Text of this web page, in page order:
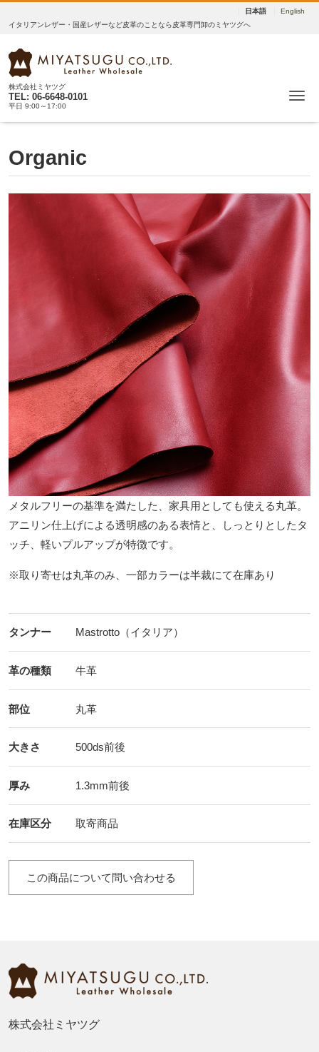
日本語
English
イタリアンレザー・国産レザーなど皮革のことなら皮革専門卸のミヤツグへ
株式会社ミヤツグ
TEL: 06-6648-0101
平日 9:00～17:00
Organic
メタルフリーの基準を満たした、家具用としても使える丸革。
アニリン仕上げによる透明感のある表情と、しっとりとしたタ
ッチ、軽いプルアップが特徴です。
※取り寄せは丸革のみ、一部カラーは半裁にて在庫あり
タンナー Mastrotto（イタリア）
革の種類 牛革
部位 丸革
大きさ 500ds前後
厚み 1.3mm前後
在庫区分 取寄商品
この商品について問い合わせる
株式会社ミヤツグ